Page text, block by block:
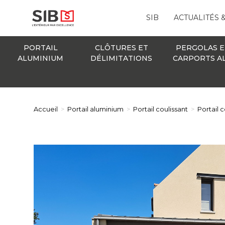
SIB ACTUALITÉS
PORTAIL
ALUMINIUM
CLÔTURES ET
DÉLIMITATIONS
PERGOLAS
CARPORTS
Accueil > Portail aluminium > Portail coulissant > Portail